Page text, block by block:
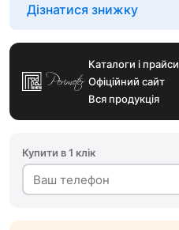
Дізнатися знижку
Каталоги і прайси
Офіційний сайт
Вся продукція
Купити в 1 клік